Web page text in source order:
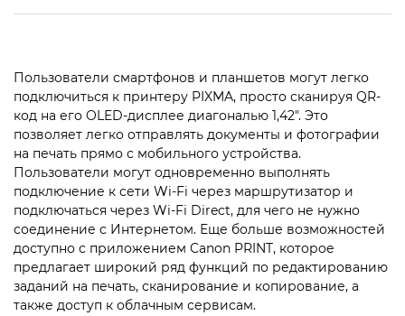
Пользователи смартфонов и планшетов могут легко
подключиться к принтеру PIXMA, просто сканируя QR-
код на его OLED-дисплее диагональю 1,42". Это
позволяет легко отправлять документы и фотографии
на печать прямо с мобильного устройства.
Пользователи могут одновременно выполнять
подключение к сети Wi-Fi через маршрутизатор и
подключаться через Wi-Fi Direct, для чего не нужно
соединение с Интернетом. Еще больше возможностей
доступно с приложением Canon PRINT, которое
предлагает широкий ряд функций по редактированию
заданий на печать, сканирование и копирование, а
также доступ к облачным сервисам.